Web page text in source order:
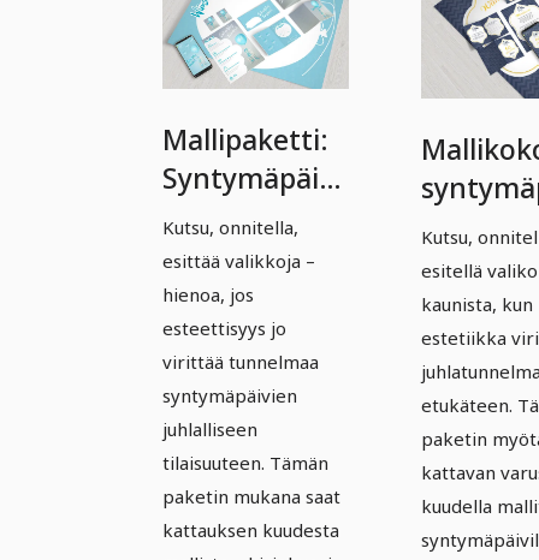
Mallipaketti:
Syntymäpäivä
ja
kastetilaisuus
– Versio 3
Kutsu, onnitella,
esittää valikkoja –
hienoa, jos
esteettisyys jo
virittää tunnelmaa
syntymäpäivien
juhlalliseen
tilaisuuteen. Tämän
paketin mukana saat
kattauksen kuudesta
ja kaste
Versio 4
Kutsu,
esitellä
kaunista, kun
estetiikka
etukäteen.
paketin
kattavan
kuudella